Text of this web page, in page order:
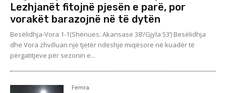
Lezhjanët fitojnë pjesën e parë, por
vorakët barazojnë në të dytën
Besëlidhja-Vora 1-1(Shënues: Akansase 38’/Gjyla 53’) Besëlidhja
dhe Vora zhvilluan një tjetër ndeshje miqësore në kuadër të
përgatitjeve për sezonin e...
Femra